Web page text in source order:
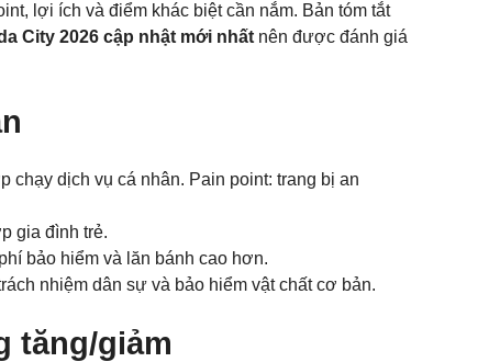
lợi ích và điểm khác biệt cần nắm. Bản tóm tắt
City 2026 cập nhật mới nhất nên được đánh giá
chạy dịch vụ cá nhân. Pain point: trang bị an
gia đình trẻ.
bảo hiểm và lăn bánh cao hơn.
nhiệm dân sự và bảo hiểm vật chất cơ bản.
tăng/giảm